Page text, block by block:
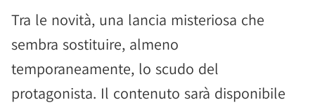
Tra le novità, una lancia misteriosa che
sembra sostituire, almeno
temporaneamente, lo scudo del
protagonista. Il contenuto sarà disponibile